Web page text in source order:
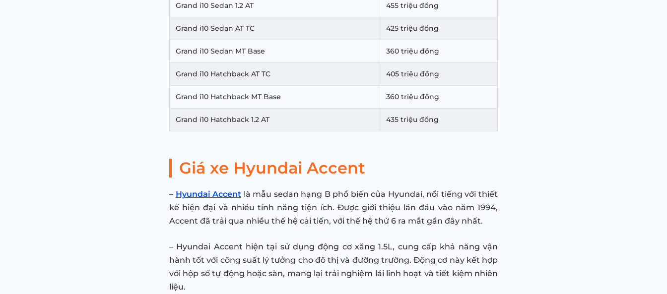
Grand i10 Sedan 1.2 AT 455 triệu đồng
Grand i10 Sedan AT TC 425 triệu đồng
Grand i10 Sedan MT Base 360 triệu đồng
Grand i10 Hatchback AT TC 405 triệu đồng
Grand i10 Hatchback MT Base 360 triệu đồng
Grand i10 Hatchback 1.2 AT 435 triệu đồng
Giá xe Hyundai Accent
– Hyundai Accent là mẫu sedan hạng B phổ biến của Hyundai, nổi tiếng với thiết
kế hiện đại và nhiều tính năng tiện ích. Được giới thiệu lần đầu vào năm 1994,
Accent đã trải qua nhiều thế hệ cải tiến, với thế hệ thứ 6 ra mắt gần đây nhất.
– Hyundai Accent hiện tại sử dụng động cơ xăng 1.5L, cung cấp khả năng vận
hành tốt với công suất lý tưởng cho đô thị và đường trường. Động cơ này kết hợp
với hộp số tự động hoặc sàn, mang lại trải nghiệm lái linh hoạt và tiết kiệm nhiên
liệu.